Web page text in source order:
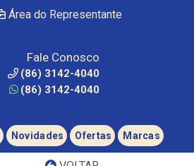
Área do Representante
Fale Conosco
(86) 3142-4040
(86) 3142-4040
Novidades Ofertas Marcas